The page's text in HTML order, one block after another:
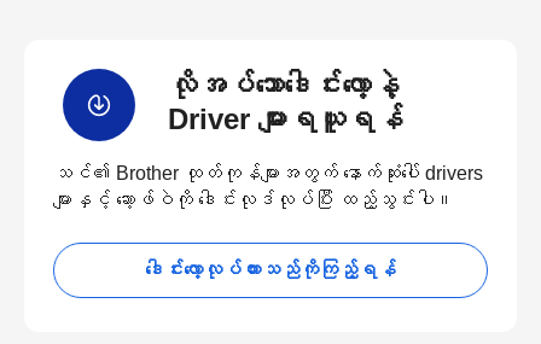
လိုအပ်သောဒေါင်းလော့နဲ့
Driver များရယူရန်
သင်၏ Brother ထုတ်ကုန်များအတွက် နောက်ဆုံးပေါ် drivers
များနှင့် ဆော့ဖ်ဝဲကို ဒေါင်းလုဒ်လုပ်ပြီး ထည့်သွင်းပါ။
ဒေါင်းလော့လုပ်ထားသည်ကိုကြည့်ရန်